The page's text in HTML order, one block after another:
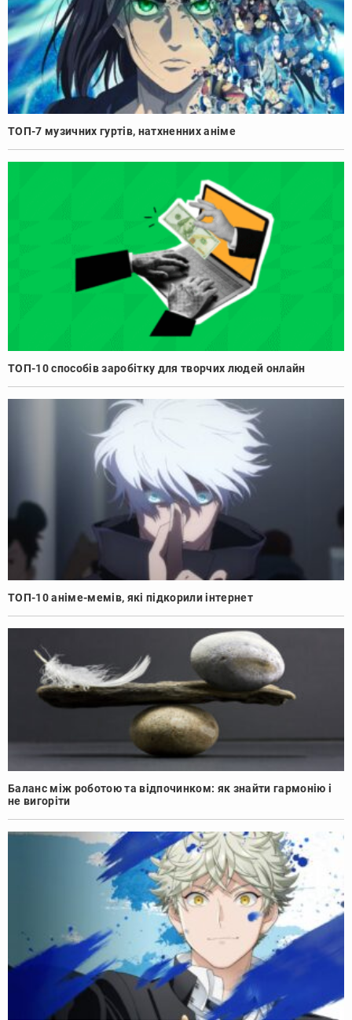
ТОП-7 музичних гуртів, натхненних аніме
ТОП-10 способів заробітку для творчих людей онлайн
ТОП-10 аніме-мемів, які підкорили інтернет
Баланс між роботою та відпочинком: як знайти гармонію і
не вигоріти